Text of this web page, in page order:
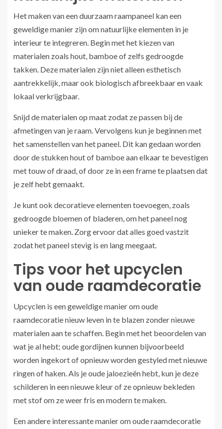
Het maken van een duurzaam raampaneel kan een
geweldige manier zijn om natuurlijke elementen in je
interieur te integreren. Begin met het kiezen van
materialen zoals hout, bamboe of zelfs gedroogde
takken. Deze materialen zijn niet alleen esthetisch
aantrekkelijk, maar ook biologisch afbreekbaar en vaak
lokaal verkrijgbaar.
Snijd de materialen op maat zodat ze passen bij de
afmetingen van je raam. Vervolgens kun je beginnen met
het samenstellen van het paneel. Dit kan gedaan worden
door de stukken hout of bamboe aan elkaar te bevestigen
met touw of draad, of door ze in een frame te plaatsen dat
je zelf hebt gemaakt.
Je kunt ook decoratieve elementen toevoegen, zoals
gedroogde bloemen of bladeren, om het paneel nog
unieker te maken. Zorg ervoor dat alles goed vastzit
zodat het paneel stevig is en lang meegaat.
Tips voor het upcyclen
van oude raamdecoratie
Upcyclen is een geweldige manier om oude
raamdecoratie nieuw leven in te blazen zonder nieuwe
materialen aan te schaffen. Begin met het beoordelen van
wat je al hebt; oude gordijnen kunnen bijvoorbeeld
worden ingekort of opnieuw worden gestyled met nieuwe
ringen of haken. Als je oude jaloezieën hebt, kun je deze
schilderen in een nieuwe kleur of ze opnieuw bekleden
met stof om ze weer fris en modern te maken.
Een andere interessante manier om oude raamdecoratie